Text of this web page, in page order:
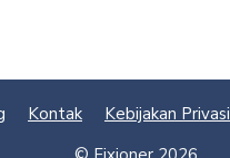
Kontak Kebijakan Privasi